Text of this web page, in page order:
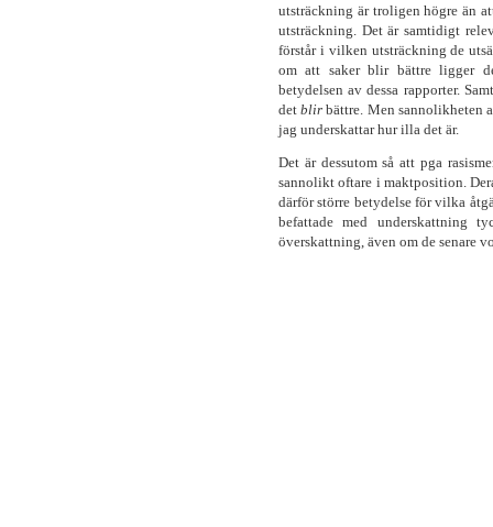
utsträckning är troligen högre än
utsträckning. Det är samtidigt
förstår i vilken utsträckning de
om att saker blir bättre ligger
betydelsen av dessa rapporter.
detblir bättre. Men sannolikheten
jag underskattar hur illa det är.
Det är dessutom så att pga
sannolikt oftare i maktposition.
därför större betydelse för vilka
befattade med underskattning
överskattning, även om de senare